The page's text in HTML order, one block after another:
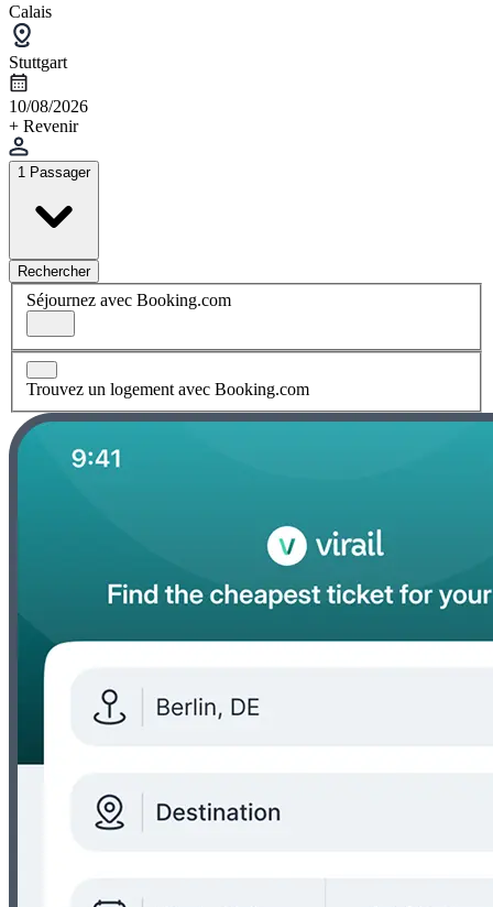
Calais
Stuttgart
10/08/2026
+ Revenir
1 Passager
Rechercher
Séjournez avec Booking.com
Trouvez un logement avec Booking.com